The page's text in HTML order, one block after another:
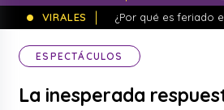
VIRALES
¿Por qué es feriado
ESPECTÁCULOS
La inesperada